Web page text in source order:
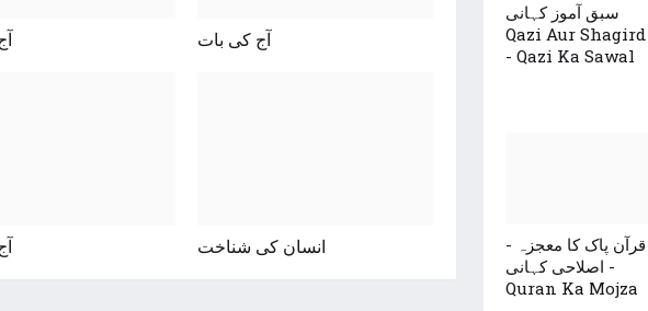
آج کی بات
انسان کی شناخت
سبق آموز کہانی
Qazi Aur Shagird
- Qazi Ka Sawal
قرآن پاک کا معجزہ -
اصلاحی کہانی -
Quran Ka Mojza